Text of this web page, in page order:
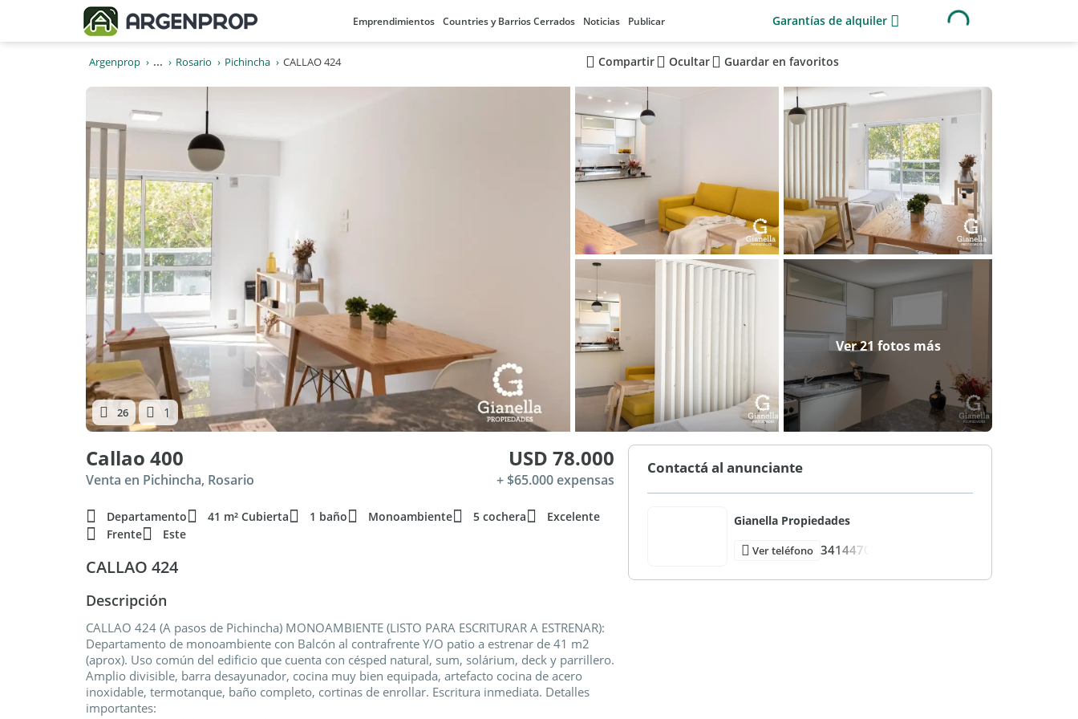
Emprendimientos Countries y Barrios Cerrados Noticias Publicar Garantías de alquiler
Argenprop ... Rosario Pichincha CALLAO 424 Compartir Ocultar Guardar en favoritos
Ver 21 fotos más
26 1
Callao 400 USD 78.000
Venta en Pichincha, Rosario + $65.000 expensas
Departamento 41 m² Cubierta 1 baño Monoambiente 5 cochera
Excelente
Frente
Este
CALLAO 424
Descripción
CALLAO 424 (A pasos de Pichincha) MONOAMBIENTE (LISTO PARA ESCRITURAR A ESTRENAR):
Departamento de monoambiente con Balcón al contrafrente Y/O patio a estrenar de 41 m2
(aprox). Uso común del edificio que cuenta con césped natural, sum, solárium, deck y parrillero.
Amplio divisible, barra desayunador, cocina muy bien equipada, artefacto cocina de acero
inoxidable, termotanque, baño completo, cortinas de enrollar. Escritura inmediata. Detalles
importantes:
Contactá al anunciante
Gianella Propiedades
Ver teléfono 3414470